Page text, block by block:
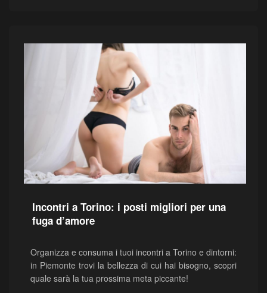
Incontri a Torino: i posti migliori per una
fuga d’amore
Organizza e consuma i tuoi incontri a Torino e dintorni:
in Piemonte trovi la bellezza di cui hai bisogno, scopri
quale sarà la tua prossima meta piccante!